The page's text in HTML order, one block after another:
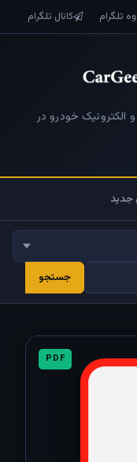
تلگرام کانال تلگرام
الکترونیک خودرو در
جدید
جستجو
PDF